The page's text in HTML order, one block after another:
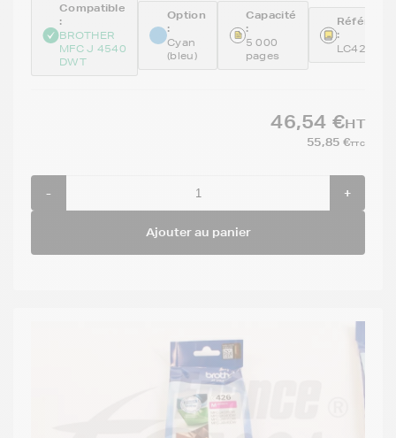
Compatible
:
BROTHER
MFC J 4540
DWT
Option
:
Cyan
(bleu)
Capacité
:
5 000
pages
:
LC426XLC
46,54 €HT
55,85 €TTC
- +
Ajouter au panier